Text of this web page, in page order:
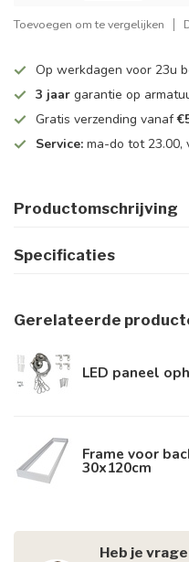
Toevoegen om te vergelijken
Op werkdagen voor 23u
3 jaar garantie op
Gratis verzending vanaf
Service: ma-do tot 23.00,
Productomschrijving
Specificaties
Gerelateerde
LED paneel
Frame voor
30x120cm
Heb je